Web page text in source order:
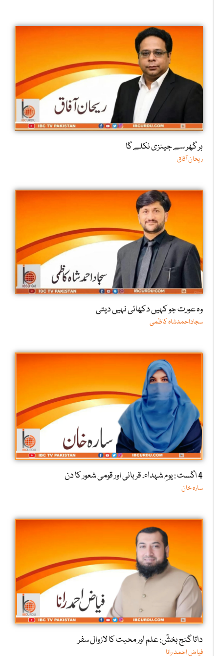
ہر گھر سے جینزی نکلے گا
ریحان آفاق
وہ عورت جو کہیں دکھائی نہیں دیتی
سجاداحمدشاہ کاظمی
4 اگست : یومِ شہداء، قربانی اور قومی شعور کا دن
سارہ خان
داتا گنج بخشؒ: علم اور محبت کا لازوال سفر
فیاض احمد رانا